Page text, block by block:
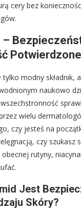
cery bez
–
modny składnik,
naukowo
wielu
czy jesteś na
czy szukasz
rutyny,
Jest
Skóry?